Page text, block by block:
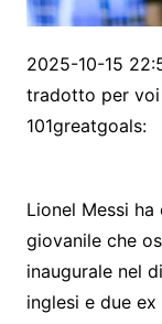
2025-10-15
tradotto per voi
101greatgoals:
Lionel Messi
giovanile che
inaugurale nel
inglesi e due